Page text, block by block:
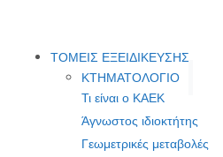
ΤΟΜΕΙΣ ΕΞΕΙΔΙΚΕΥΣΗΣ
ΚΤΗΜΑΤΟΛΟΓΙΟ
Τι είναι ο ΚΑΕΚ
Άγνωστος ιδιοκτήτης
Γεωμετρικές μεταβολές